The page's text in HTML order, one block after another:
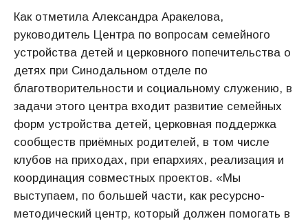
Как отметила Александра Аракелова,
руководитель Центра по вопросам семейного
устройства детей и церковного попечительства о
детях при Синодальном отделе по
благотворительности и социальному служению, в
задачи этого центра входит развитие семейных
форм устройства детей, церковная поддержка
сообществ приёмных родителей, в том числе
клубов на приходах, при епархиях, реализация и
координация совместных проектов. «Мы
выступаем, по большей части, как ресурсно-
методический центр, который должен помогать в